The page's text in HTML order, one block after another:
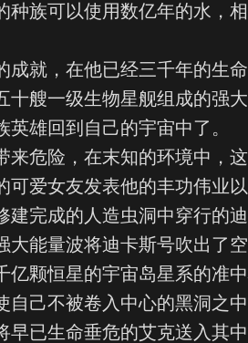
种族可以使用数亿年的水，
成就，在他已经三千年的生
艘一级生物星舰组成的强
雄回到自己的宇宙中了。
来危险，在末知的环境中，
爱女友发表他的丰功伟业
建完成的人造虫洞中穿行的
大能量波将迪卡斯号吹出了
颗恒星的宇宙岛星系的准中
自己不被卷入中心的黑洞之
早已生命垂危的艾克送入其